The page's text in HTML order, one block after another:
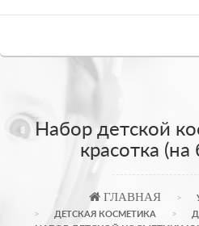
Набор детской
красотка (на
ГЛАВНАЯ
ДЕТСКАЯ КОСМЕТИКА